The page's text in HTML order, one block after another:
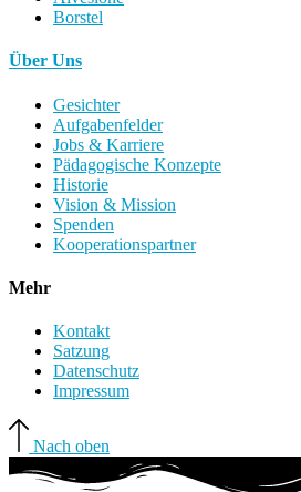
Borstel
Über Uns
Gesichter
Aufgabenfelder
Jobs & Karriere
Pädagogische Konzepte
Historie
Vision & Mission
Spenden
Kooperationspartner
Mehr
Kontakt
Satzung
Datenschutz
Impressum
Nach oben